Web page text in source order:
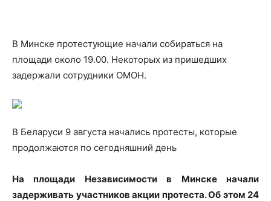
В Минске протестующие начали собираться на
площади около 19.00. Некоторых из пришедших
задержали сотрудники ОМОН.
В Беларуси 9 августа начались протесты, которые
продолжаются по сегодняшний день
На площади Независимости в Минске начали
задерживать участников акции протеста. Об этом 24